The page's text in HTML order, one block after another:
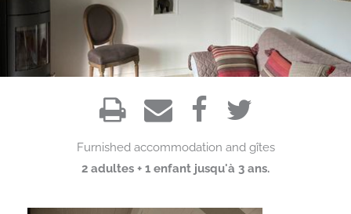
Furnished accommodation and gîtes
2 adultes + 1 enfant jusqu'à 3 ans.